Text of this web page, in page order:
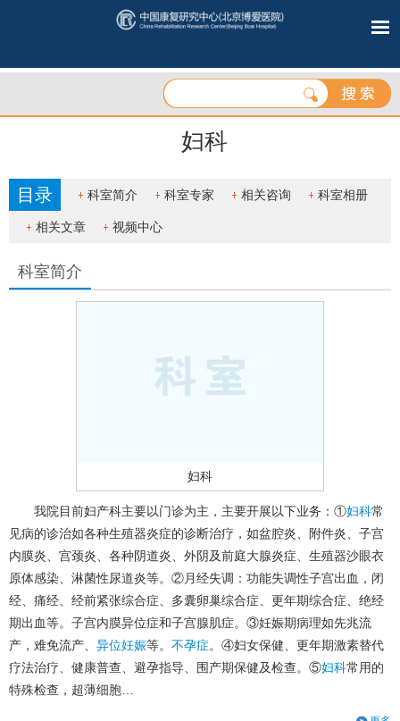
妇科
目录 科室简介 科室专家 相关咨询 科室相册
相关文章 视频中心
科室简介
妇科
我院目前妇产科主要以门诊为主，主要开展以下业务：①妇科常
见病的诊治如各种生殖器炎症的诊断治疗，如盆腔炎、附件炎、子宫
内膜炎、宫颈炎、各种阴道炎、外阴及前庭大腺炎症、生殖器沙眼衣
原体感染、淋菌性尿道炎等。②月经失调：功能失调性子宫出血，闭
经、痛经、经前紧张综合症、多囊卵巢综合症、更年期综合症、绝经
期出血等。子宫内膜异位症和子宫腺肌症。③妊娠期病理如先兆流
产，难免流产、 异位妊娠等。 不孕症。④妇女保健、更年期激素替代
疗法治疗、健康普查、避孕指导、围产期保健及检查。⑤妇科常用的
特殊检查，超薄细胞…